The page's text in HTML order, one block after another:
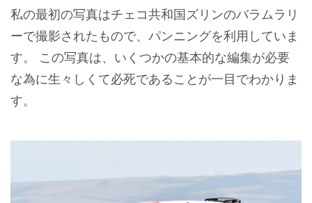
私の最初の写真はチェコ共和国ズリンのバラムラリ
ーで撮影されたもので、パンニングを利用していま
す。 この写真は、いくつかの基本的な編集が必要
な為に生々しくて必死であることが一目でわかりま
す。